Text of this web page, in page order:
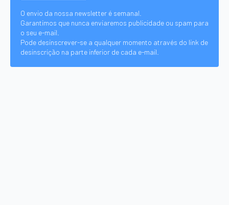
O envio da nossa newsletter é semanal.
Garantimos que nunca enviaremos publicidade ou spam para
o seu e-mail.
Pode desinscrever-se a qualquer momento através do link de
desinscrição na parte inferior de cada e-mail.